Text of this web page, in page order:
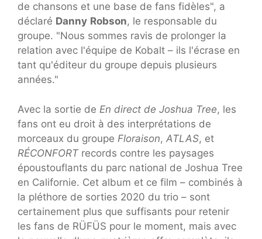
de chansons et une base de fans fidèles", a
déclaré Danny Robson, le responsable du
groupe. "Nous sommes ravis de prolonger la
relation avec l'équipe de Kobalt – ils l'écrase en
tant qu'éditeur du groupe depuis plusieurs
années."
Avec la sortie de En direct de Joshua Tree, les
fans ont eu droit à des interprétations de
morceaux du groupe Floraison, ATLAS, et
RÉCONFORTrecords contre les paysages
époustouflants du parc national de Joshua Tree
en Californie. Cet album et ce film – combinés à
la pléthore de sorties 2020 du trio – sont
certainement plus que suffisants pour retenir
les fans de RÜFÜS pour le moment, mais avec